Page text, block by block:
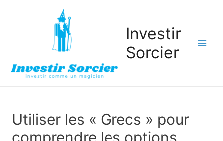
Investir
Sorcier
Utiliser les « Grecs » pour
comprendre les options